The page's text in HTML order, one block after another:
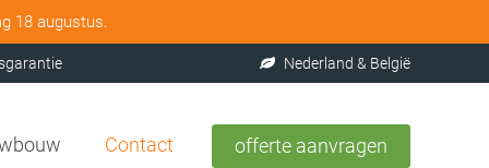
18 augustus.
Nederland & België
Contact offerte aanvragen